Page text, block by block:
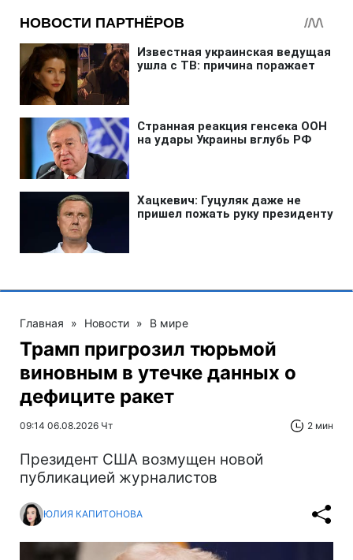
Главная » Новости » В мире
Трамп пригрозил тюрьмой
виновным в утечке данных о
дефиците ракет
09:14 06.08.2026 Чт 2 мин
Президент США возмущен новой
публикацией журналистов
ЮЛИЯ КАПИТОНОВА